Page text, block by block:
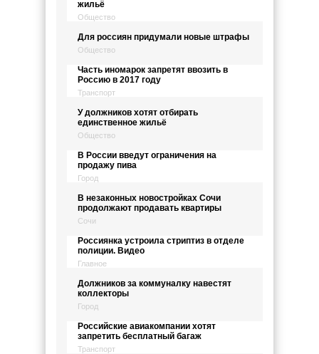
жильё
Общество
Для россиян придумали новые штрафы
Общество
Часть иномарок запретят ввозить в
Россию в 2017 году
Транспорт
У должников хотят отбирать
единственное жильё
Общество
В России введут ограничения на
продажу пива
Город
В незаконных новостройках Сочи
продолжают продавать квартиры
Сочи
Россиянка устроила стриптиз в отделе
полиции. Видео
Главное
Должников за коммуналку навестят
коллекторы
Город
Российские авиакомпании хотят
запретить бесплатный багаж
Транспорт